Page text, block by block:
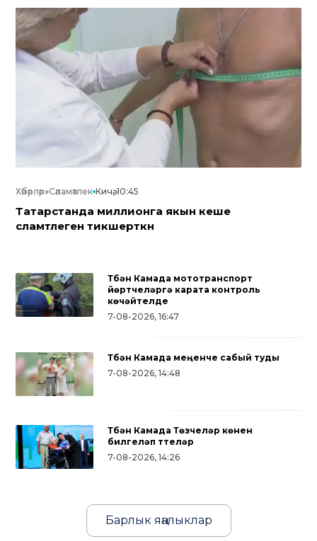
Хәбәрләр»Сәламәтлек Кичә, 10:45
Татарстанда миллионга якын кеше
сәламәтлеген тикшерткән
Түбән Камада мототранспорт
йөртүчеләргә карата контроль
көчәйтелде
7-08-2026, 16:47
Түбән Камада меңенче сабый туды
7-08-2026, 14:48
Түбән Камада Төзүчеләр көнен
билгеләп үттеләр
7-08-2026, 14:26
Барлык яңалыклар